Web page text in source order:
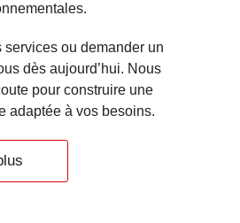
services ou demander un
dès aujourd’hui. Nous
pour construire une
adaptée à vos besoins.